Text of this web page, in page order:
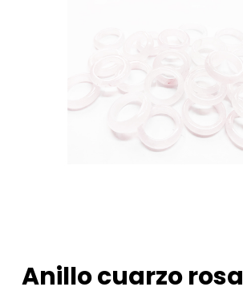
Anillo cuarzo rosa